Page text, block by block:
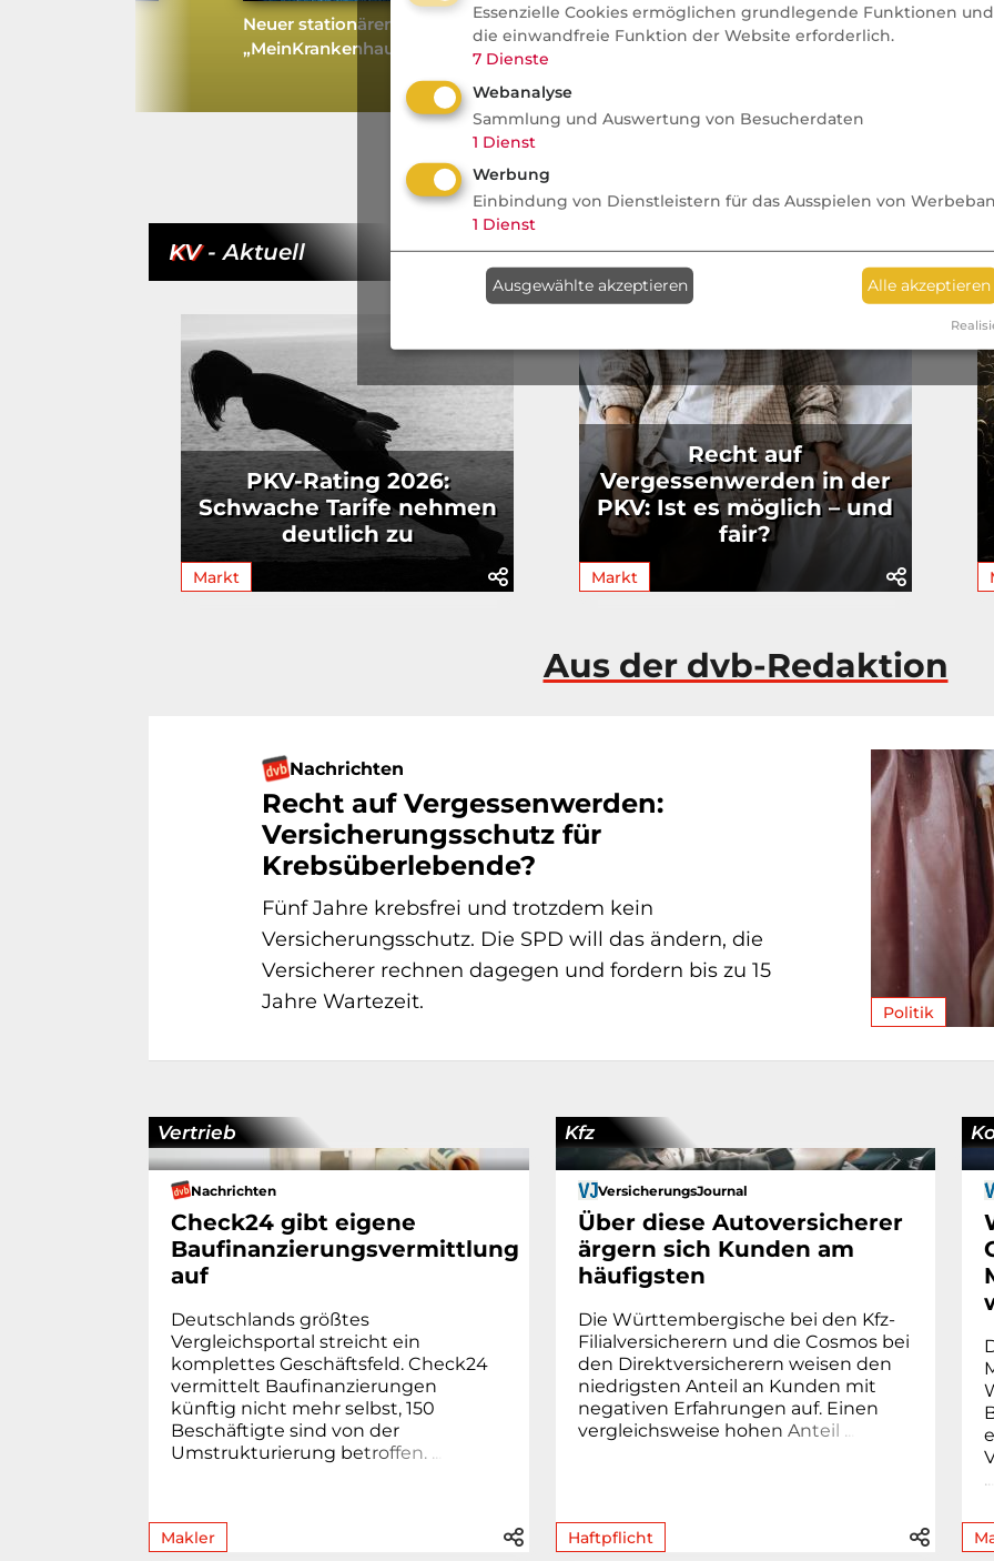
Neuer stationärer Tarif
„MeinKrankenhausschutz“
LKH-Vorstand Jan-Peter Diercks
zur GKV-Reform
KV- Aktuell
PKV-Rating 2026:
Schwache Tarife nehmen
deutlich zu
Markt
Recht auf
Vergessenwerden in der
PKV: Ist es möglich – und
fair?
Markt
Aus der dvb-Redaktion
Politik
Nachrichten
Recht auf Vergessenwerden:
Versicherungsschutz für
Krebsüberlebende?
Fünf Jahre krebsfrei und trotzdem kein
Versicherungsschutz. Die SPD will das ändern, die
Versicherer rechnen dagegen und fordern bis zu 15
Jahre Wartezeit.
Vertrieb
Nachrichten
Check24 gibt eigene
Baufinanzierungsvermittlung
auf
Deutschlands größtes
Vergleichsportal streicht ein
komplettes Geschäftsfeld. Check24
vermittelt Baufinanzierungen
künftig nicht mehr selbst, 150
Beschäftigte sind von der
Umstrukturierung betroffen. ..
Makler
Kfz
VersicherungsJournal
Über diese Autoversicherer
ärgern sich Kunden am
häufigsten
Die Württembergische bei den Kfz-
Filialversicherern und die Cosmos bei
den Direktversicherern weisen den
niedrigsten Anteil an Kunden mit
negativen Erfahrungen auf. Einen
vergleichsweise hohen Anteil ..
Haftpflicht
..
Essenzielle Cookies ermöglichen grundlegende Funktionen
die einwandfreie Funktion der Website erforderlich.
7 Dienste
Webanalyse
Sammlung und Auswertung von Besucherdaten
1 Dienst
Werbung
Einbindung von Dienstleistern für das Ausspielen von
1 Dienst
Ausgewählte akzeptieren Alle akzeptieren